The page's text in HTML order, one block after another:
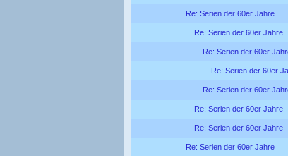
Re: Serien der 60er Jahre
Re: Serien der 60er Jahre
Re: Serien der 60er
Re: Serien der 60er
Re: Serien der 60er
Re: Serien der 60er Jahre
Re: Serien der 60er Jahre
Re: Serien der 60er Jahre